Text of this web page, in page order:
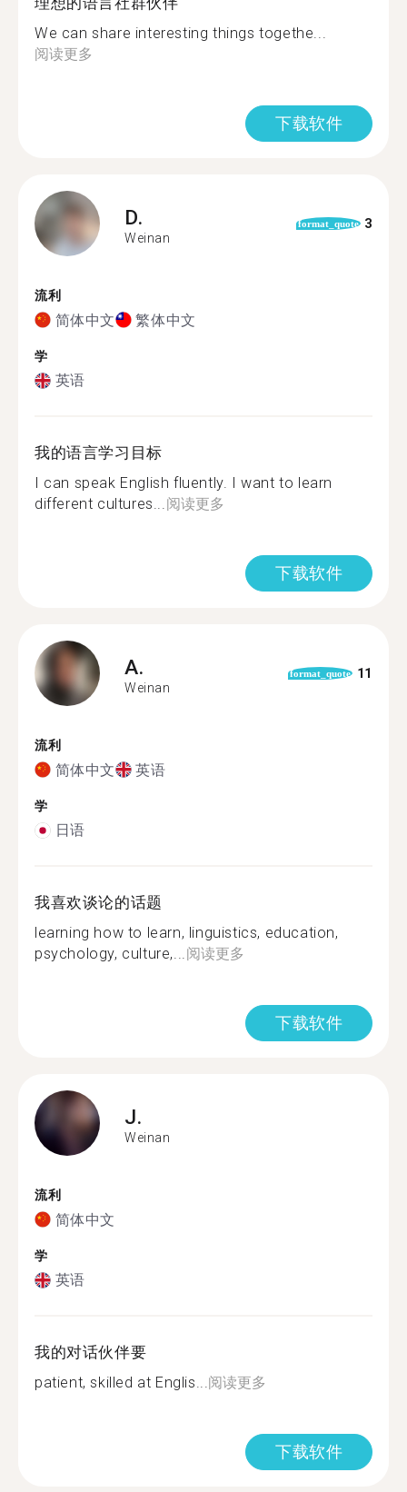
We can share interesting things togethe...
阅读更多
下载软件
D.
Weinan
format_quote 3
流利
简体中文 繁体中文
学
英语
我的语言学习目标
I can speak English fluently. I want to learn
different cultures...阅读更多
下载软件
A.
Weinan
format_quote 11
流利
简体中文 英语
学
日语
我喜欢谈论的话题
learning how to learn, linguistics, education,
psychology, culture,...阅读更多
下载软件
J.
Weinan
流利
简体中文
学
英语
我的对话伙伴要
patient, skilled at Englis...阅读更多
下载软件